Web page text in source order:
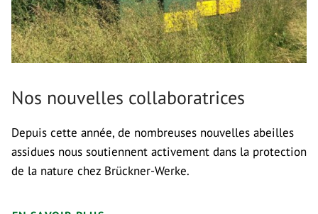
Nos nouvelles collaboratrices
Depuis cette année, de nombreuses nouvelles abeilles
assidues nous soutiennent activement dans la protection
de la nature chez Brückner-Werke.